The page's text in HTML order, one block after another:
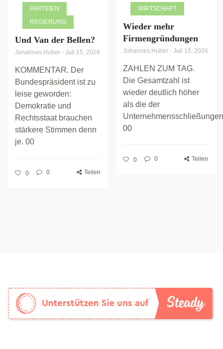
PARTEIEN
REGIERUNG
Und Van der Bellen?
Johannes Huber - Juli 15, 2026
KOMMENTAR. Der
Bundespräsident ist zu
leise geworden:
Demokratie und
Rechtsstaat brauchen
stärkere Stimmen denn
je. 00
0 0 Teilen
WIRTSCHAFT
Wieder mehr
Firmengründungen
Johannes Huber - Juli 15, 2026
ZAHLEN ZUM TAG.
Die Gesamtzahl ist
wieder deutlich höher
als die der
00
0 0 Teilen